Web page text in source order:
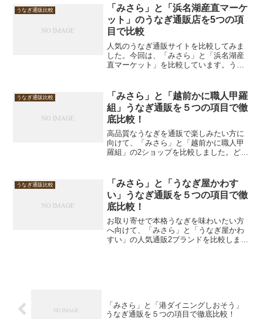
リューム、価格などの違いを分かりやす
くまとめました。購入前の参考...
うなぎ通販比較
「みさら」と「浜名湖産直マーケ
ット」のうなぎ通販店を5つの項
目で比較
人気のうなぎ通販サイトを比較してみま
した。今回は、「みさら」と「浜名湖産
直マーケット」を比較しています。うな
のバリエーション」「5.産地・信頼性」
の5つの項目で...
うなぎ通販比較
「みさら」と「越前かに職人甲羅
組」うなぎ通販を５つの項目で徹
底比較！
高品質なうなぎを通販で楽しみたい方に
向けて、「みさら」と「越前かに職人甲
羅組」の2ショップを比較しました。どち
ます。味のこだわりや価格、ボリューム
感まで詳しくチェックし...
うなぎ通販比較
「みさら」と「うなぎ屋かわす
い」うなぎ通販を５つの項目で徹
底比較！
お取り寄せで本格うなぎを味わいたい方
へ向けて、「みさら」と「うなぎ屋かわ
すい」の人気通販2ブランドを比較しまし
「みさら」と「港ダイニングしおそう」
うなぎ通販を５つの項目で徹底比較！